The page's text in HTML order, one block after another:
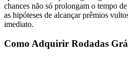
chances não só prolongam o tempo
as hipóteses de alcançar prêmios
imediato.
Como Adquirir Rodadas